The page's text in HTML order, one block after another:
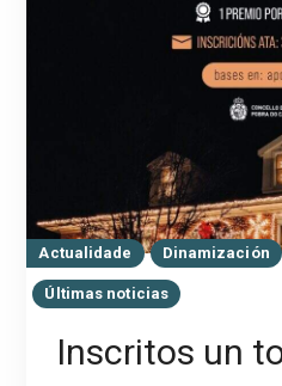
Actualidade Dinamización
Últimas noticias
Inscritos un